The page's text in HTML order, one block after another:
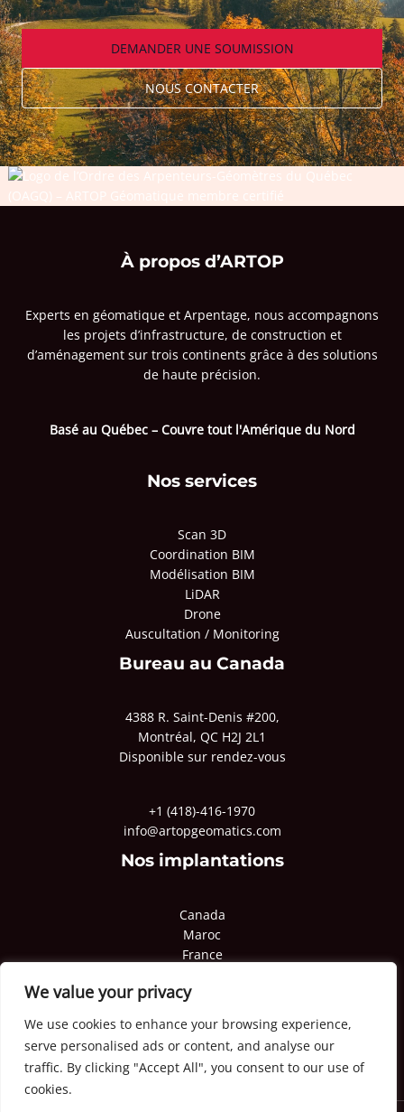
We value your privacy
We use cookies to enhance your browsing experience,
serve personalised ads or content, and analyse our
traffic. By clicking "Accept All", you consent to our use of
cookies.
DEMANDER UNE SOUMISSION
NOUS CONTACTER
À propos d’ARTOP
Experts en géomatique et Arpentage, nous accompagnons
les projets d’infrastructure, de construction et
d’aménagement sur trois continents grâce à des solutions
de haute précision.
Basé au Québec – Couvre tout l'Amérique du Nord
Nos services
Scan 3D
Coordination BIM
Modélisation BIM
LiDAR
Drone
Auscultation / Monitoring
Bureau au Canada
4388 R. Saint-Denis #200,
Montréal, QC H2J 2L1
Disponible sur rendez-vous
+1 (418)-416-1970
info@artopgeomatics.com
Nos implantations
Canada
Maroc
France
Qatar